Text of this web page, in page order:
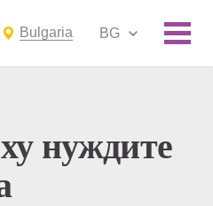
Bulgaria BG
нуждите